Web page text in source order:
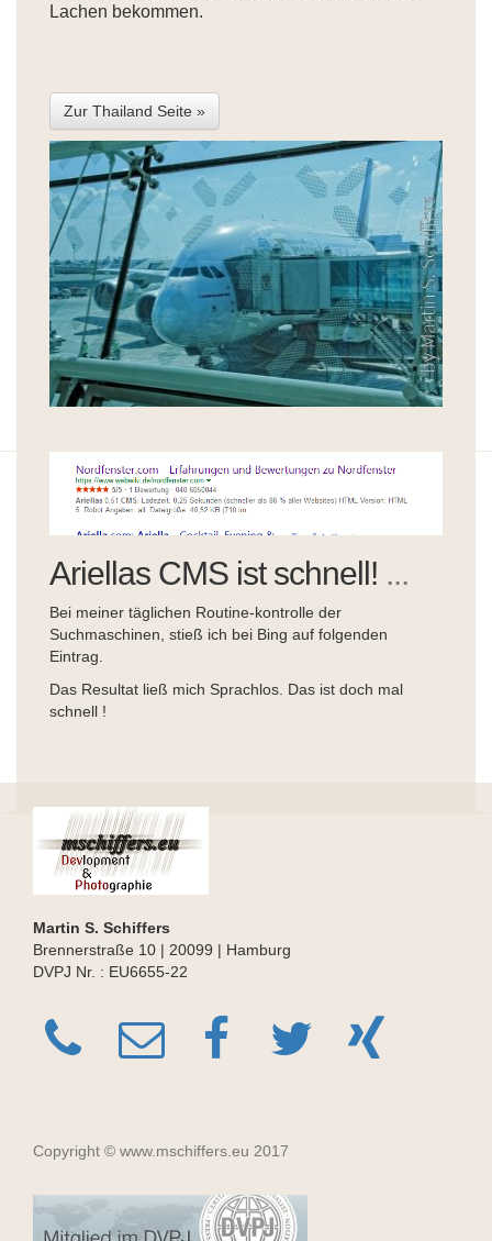
Lachen bekommen.
Zur Thailand Seite »
Ariellas CMS ist schnell! ...
Bei meiner täglichen Routine-kontrolle der
Suchmaschinen, stieß ich bei Bing auf folgenden
Eintrag.
Das Resultat ließ mich Sprachlos. Das ist doch mal
schnell !
Martin S. Schiffers
Brennerstraße 10 | 20099 | Hamburg
DVPJ Nr. : EU6655-22
Copyright © www.mschiffers.eu 2017